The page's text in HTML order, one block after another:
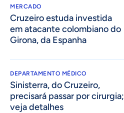
MERCADO
Cruzeiro estuda investida
em atacante colombiano do
Girona, da Espanha
DEPARTAMENTO MÉDICO
Sinisterra, do Cruzeiro,
precisará passar por cirurgia;
veja detalhes